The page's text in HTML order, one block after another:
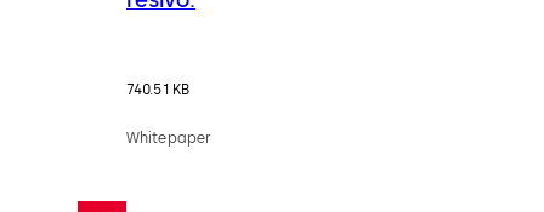
740.51 KB
Whitepaper